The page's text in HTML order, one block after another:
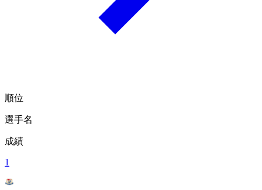
順位
選手名
成績
1